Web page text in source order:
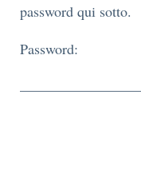
password qui sotto.
Password: